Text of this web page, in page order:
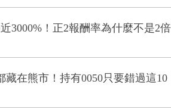
3000%！正2報酬率為什麼不是2倍
藏在熊市！持有0050只要錯過這10